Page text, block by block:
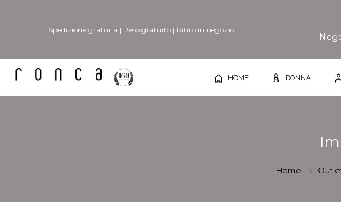
Spedizione gratuita | Reso gratuito| Ritiro in negozio
HOME DONNA
Home